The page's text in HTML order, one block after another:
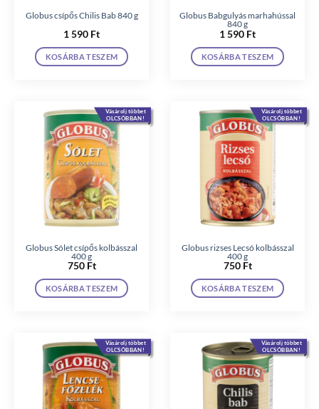
Globus csípős Chilis Bab 840 g
1 590 Ft
KOSÁRBA TESZEM
Globus Babgulyás marhahússal
840 g
1 590 Ft
KOSÁRBA TESZEM
Vásárolj többet
OLCSÓBBAN!
Globus Sólet csípős kolbásszal
400 g
750 Ft
KOSÁRBA TESZEM
Vásárolj többet
OLCSÓBBAN!
Globus rizses Lecsó kolbásszal
400 g
750 Ft
KOSÁRBA TESZEM
Vásárolj többet
OLCSÓBBAN!
Vásárolj többet
OLCSÓBBAN!